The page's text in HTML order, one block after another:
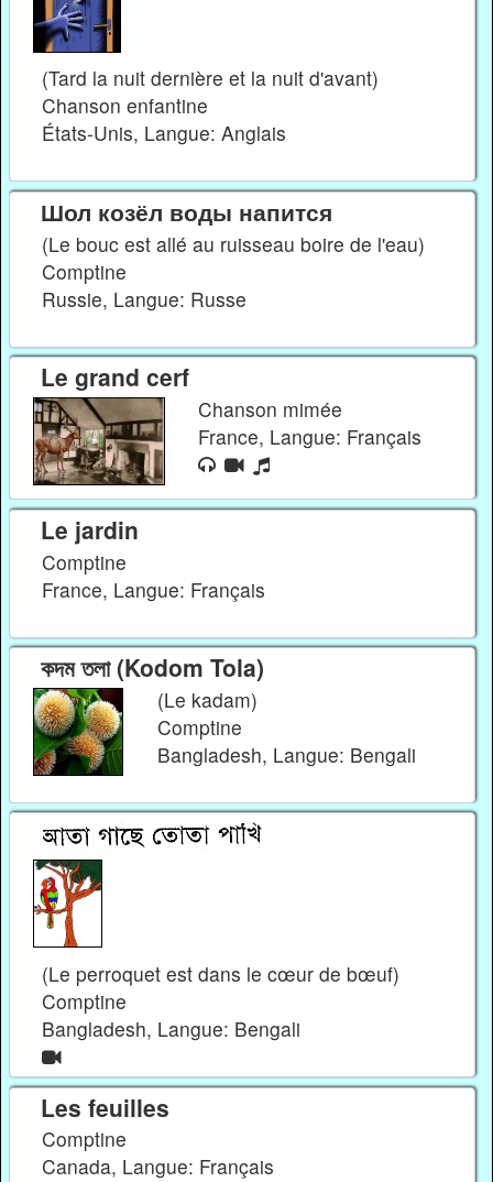
(Tard la nuit dernière et la nuit d'avant)
Chanson enfantine
États-Unis, Langue: Anglais
Шол козёл воды напится
(Le bouc est allé au ruisseau boire de l'eau)
Comptine
Russie, Langue: Russe
Le grand cerf
Chanson mimée
France, Langue: Français
Le jardin
Comptine
France, Langue: Français
কদম তলা (Kodom Tola)
(Le kadam)
Comptine
Bangladesh, Langue: Bengali
(Le perroquet est dans le cœur de bœuf)
Comptine
Bangladesh, Langue: Bengali
Les feuilles
Comptine
Canada, Langue: Français